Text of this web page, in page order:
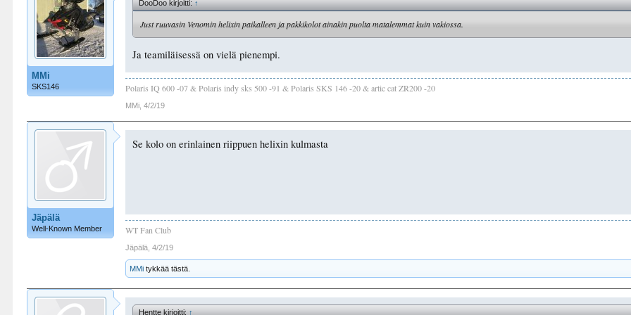
MMi
SKS146
DooDoo kirjoitti:↑
Just ruuvasin Venomin helixin paikalleen ja pakkikolot ainakin puolta matalemmat kuin vakiossa.
Ja teamiläisessä on vielä pienempi.
Polaris IQ 600 -07 & Polaris indy sks 500 -91 & Polaris SKS 146 -20 & artic cat ZR200 -20
MMi 4/2/19
Jäpälä
Well-Known Member
Se kolo on erinlainen riippuen helixin kulmasta
WT Fan Club
Jäpälä 4/2/19
MMi tykkää tästä.
Hentte kirjoitti:↑